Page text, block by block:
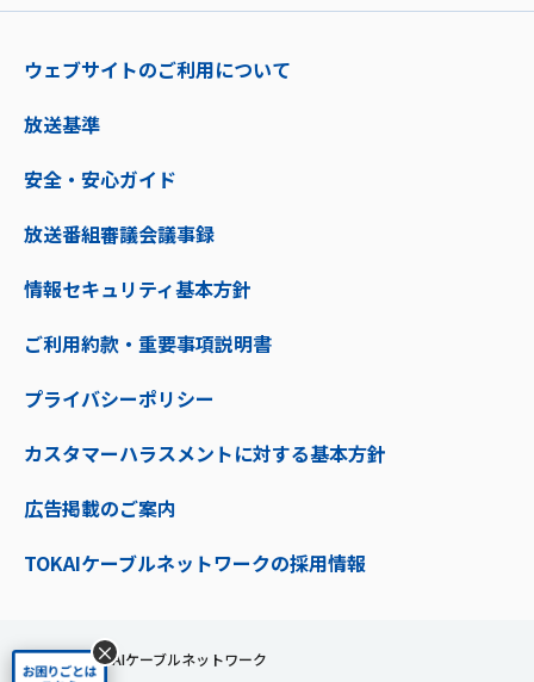
ウェブサイトのご利用について
放送基準
安全・安心ガイド
放送番組審議会議事録
情報セキュリティ基本方針
ご利用約款・重要事項説明書
プライバシーポリシー
カスタマーハラスメントに対する基本方針
広告掲載のご案内
TOKAIケーブルネットワークの採用情報
株式会社TOKAIケーブルネットワーク
×